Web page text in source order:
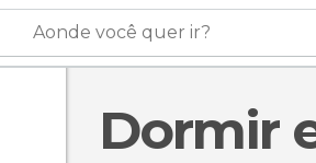
Aonde você quer ir?